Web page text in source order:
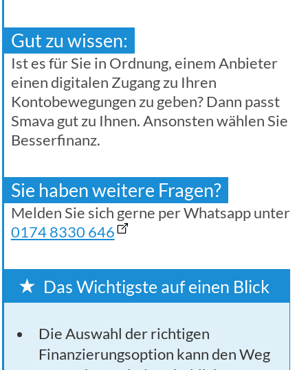
Gut zu wissen:
Ist es für Sie in Ordnung, einem Anbieter
einen digitalen Zugang zu Ihren
Kontobewegungen zu geben? Dann passt
Smava gut zu Ihnen. Ansonsten wählen Sie
Besserfinanz.
Sie haben weitere Fragen?
Melden Sie sich gerne per Whatsapp unter
0174 8330 646
Das Wichtigste auf einen Blick
Die Auswahl der richtigen
Finanzierungsoption kann den Weg